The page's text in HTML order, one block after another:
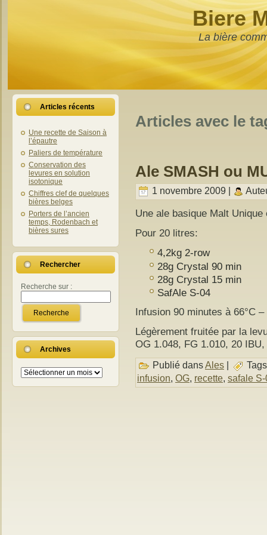
Biere
La bière
Articles récents
Une recette de Saison à
l’épautre
Paliers de température
Conservation des
levures en solution
isotonique
Chiffres clef de quelques
bières belges
Porters de l’ancien
temps, Rodenbach et
bières sures
Rechercher
Recherche sur :
Archives
Archives
Articles avec le
Ale SMASH ou
1 novembre 2009 |
Une ale basique Malt Unique
Pour 20 litres:
4,2kg 2-row
28g Crystal 90 min
28g Crystal 15 min
SafAle S-04
Infusion 90 minutes à 66°C
Légèrement fruitée par la
OG 1.048, FG 1.010, 20
Publié dansAles
infusion, OG, recette, safale